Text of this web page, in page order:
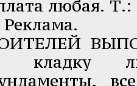
любая. Т.:
кладку